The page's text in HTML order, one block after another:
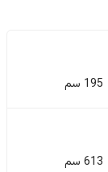
195 سم
613 سم